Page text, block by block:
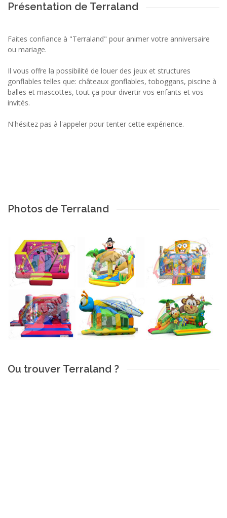
Présentation de Terraland
Faites confiance à "Terraland" pour animer votre anniversaire
ou mariage.
Il vous offre la possibilité de louer des jeux et structures
gonflables telles que: châteaux gonflables, toboggans, piscine à
balles et mascottes, tout ça pour divertir vos enfants et vos
invités.
N'hésitez pas à l'appeler pour tenter cette expérience.
Photos de Terraland
Ou trouver Terraland ?